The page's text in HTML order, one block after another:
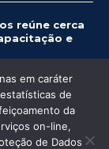
reúne cerca
e
em caráter
de
da
on-line,
de Dados